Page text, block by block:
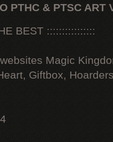
PTHC & PTSC ART
BEST ::::::::::::::::
Magic
Giftbox,